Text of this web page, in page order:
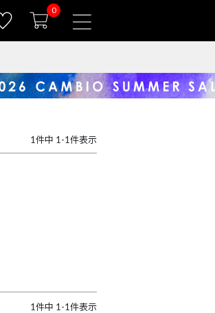
0
1件中 1 -1件表示
1件中 1 -1件表示